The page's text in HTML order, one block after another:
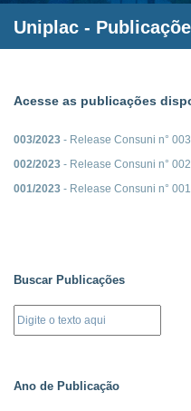
Uniplac -
Acesse as publicações
003/2023 - Release Consuni n°
002/2023 - Release Consuni n°
001/2023 - Release Consuni n°
Buscar Publicações
Ano de Publicação